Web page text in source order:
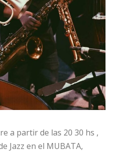
a partir de las 20 30 hs ,
Jazz en el MUBATA,